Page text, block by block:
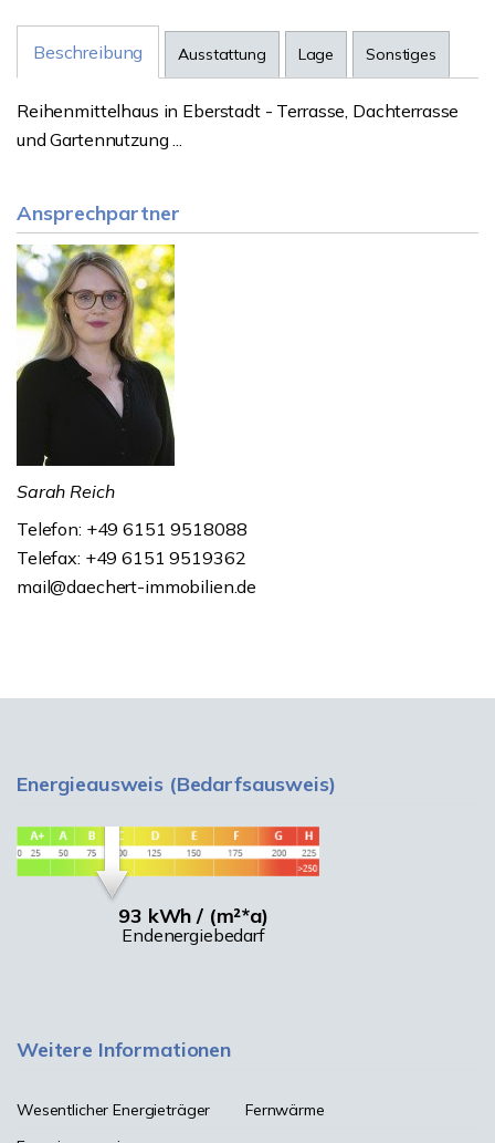
Beschreibung Ausstattung Lage Sonstiges
Reihenmittelhaus in Eberstadt - Terrasse, Dachterrasse
und Gartennutzung ...
Ansprechpartner
Sarah Reich
Telefon: +49 6151 9518088
Telefax: +49 6151 9519362
mail@daechert-immobilien.de
Energieausweis (Bedarfsausweis)
93 kWh / (m²*a)
Endenergiebedarf
Weitere Informationen
Wesentlicher Energieträger
Fernwärme